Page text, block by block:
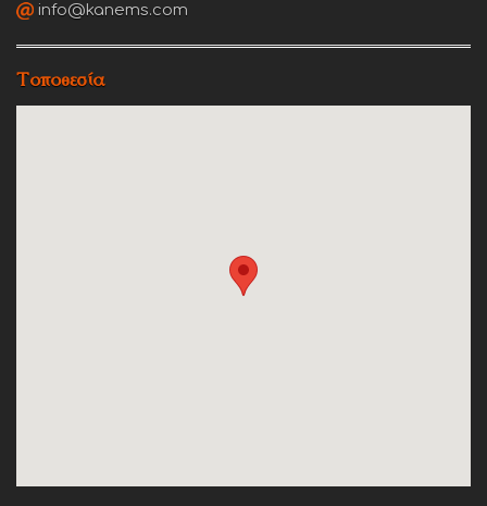
info@kanems.com
Τοποθεσία